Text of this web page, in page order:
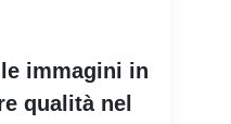
immagini in
qualità nel